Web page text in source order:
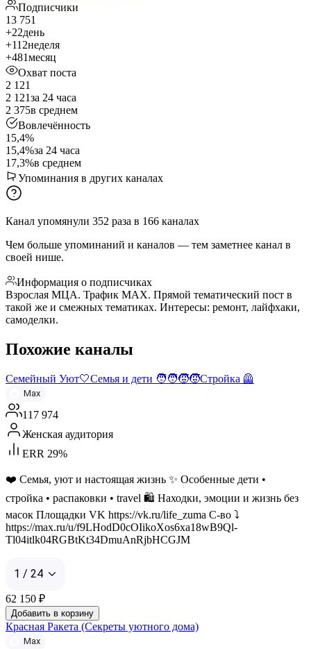
Подписчики
13 751
+22день
+112неделя
+481месяц
Охват поста
2 121
2 121за 24 часа
2 375в среднем
Вовлечённость
15,4%
15,4%за 24 часа
17,3%в среднем
Упоминания в других каналах
Канал упомянули 352 раза в 166 каналах
Чем больше упоминаний и каналов — тем заметнее канал в
своей нише.
Информация о подписчиках
Взрослая МЦА. Трафик МАХ. Прямой тематический пост в
такой же и смежных тематиках. Интересы: ремонт, лайфхаки,
самоделки.
Похожие каналы
Семейный Уют🤍Семья и дети 🧑‍🧑‍🧒‍🧒Стройка 🦺
Max
117 974
Женская аудитория
ERR 29%
❤️ Семья, уют и настоящая жизнь ✨ Особенные дети •
стройка • распаковки • travel 🛍️ Находки, эмоции и жизнь без
масок Площадки VK https://vk.ru/life_zuma С-во ⤵️
https://max.ru/u/f9LHodD0cOIikoXos6xa18wB9Ql-
Tl04itlk04RGBtKt34DmuAnRjbHCGJM
1 / 24
62 150 ₽
Добавить в корзину
Красная Ракета (Секреты уютного дома)
Max